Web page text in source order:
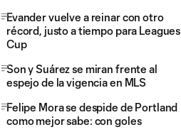
Evander vuelve a reinar con otro
récord, justo a tiempo para Leagues
Cup
Son y Suárez se miran frente al
espejo de la vigencia en MLS
Felipe Mora se despide de Portland
como mejor sabe: con goles